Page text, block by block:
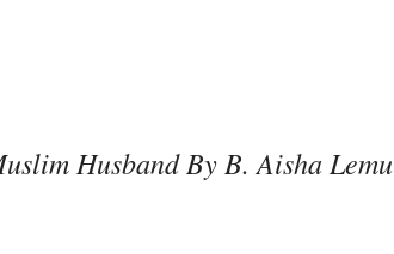
Husband By B. Aisha Lemu